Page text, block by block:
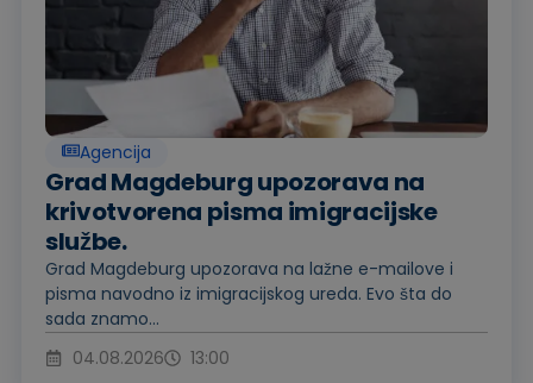
Agencija
Grad Magdeburg upozorava na
krivotvorena pisma imigracijske
službe.
Grad Magdeburg upozorava na lažne e-mailove i
pisma navodno iz imigracijskog ureda. Evo šta do
sada znamo...
04.08.2026
13:00